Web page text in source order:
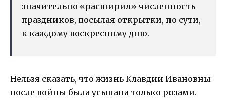
значительно «расширил» численность
праздников, посылая открытки, по сути,
к каждому воскресному дню.
Нельзя сказать, что жизнь Клавдии Ивановны
после войны была усыпана только розами.